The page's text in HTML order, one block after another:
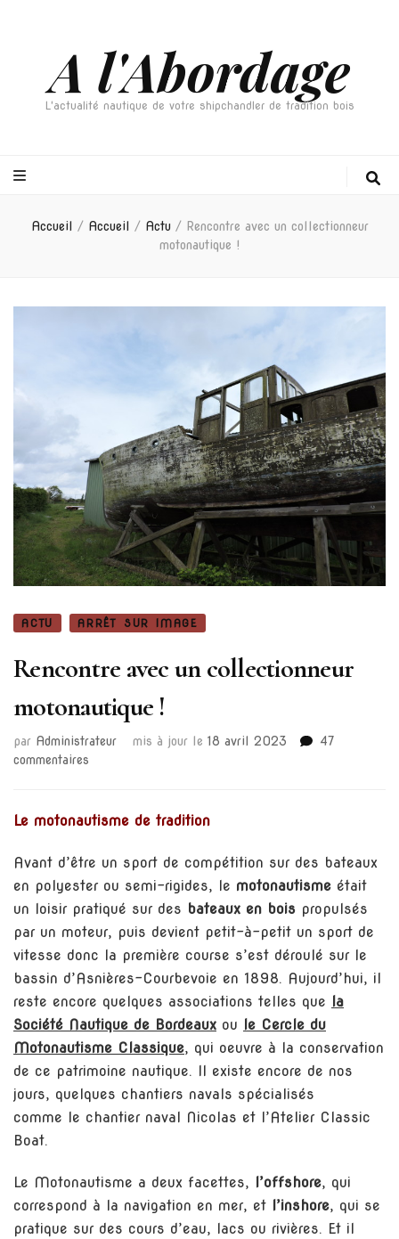
A l'Abordage
L'actualité nautique de votre shipchandler de tradition bois
Accueil / Accueil / Actu / Rencontre avec un collectionneur
motonautique !
ACTU ARRÊT SUR IMAGE
Rencontre avec un collectionneur
motonautique !
par Administrateur mis à jour le 18 avril 2023
47
commentaires
un
!
Le motonautisme de tradition
Avant d’être un sport de compétition sur des bateaux
en polyester ou semi-rigides, le motonautisme était
un loisir pratiqué sur des bateaux en bois propulsés
par un moteur, puis devient petit-à-petit un sport de
vitesse donc la première course s’est déroulé sur le
bassin d’Asnières-Courbevoie en 1898. Aujourd’hui, il
reste encore quelques associations telles que la
Société Nautique de Bordeaux ou le Cercle du
Motonautisme Classique, qui oeuvre à la conservation
de ce patrimoine nautique. Il existe encore de nos
jours, quelques chantiers navals spécialisés
comme le chantier naval Nicolas et l’Atelier Classic
Boat.
Le Motonautisme a deux facettes, l’offshore, qui
correspond à la navigation en mer, et l’inshore, qui se
pratique sur des cours d’eau, lacs ou rivières. Et il